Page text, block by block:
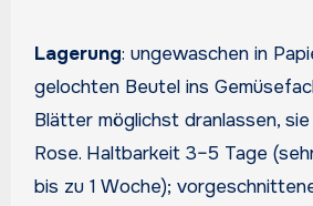
Lagerung: ungewaschen in
gelochten Beutel ins
Blätter möglichst dranlassen,
Rose. Haltbarkeit 3–5 Tage
bis zu 1 Woche);